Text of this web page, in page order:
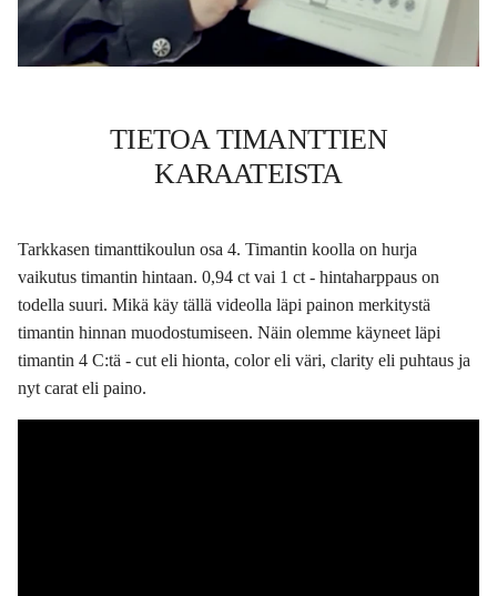
TIETOA TIMANTTIEN
KARAATEISTA
Tarkkasen timanttikoulun osa 4. Timantin koolla on hurja
vaikutus timantin hintaan. 0,94 ct vai 1 ct - hintaharppaus on
todella suuri. Mikä käy tällä videolla läpi painon merkitystä
timantin hinnan muodostumiseen. Näin olemme käyneet läpi
timantin 4 C:tä - cut eli hionta, color eli väri, clarity eli puhtaus ja
nyt carat eli paino.